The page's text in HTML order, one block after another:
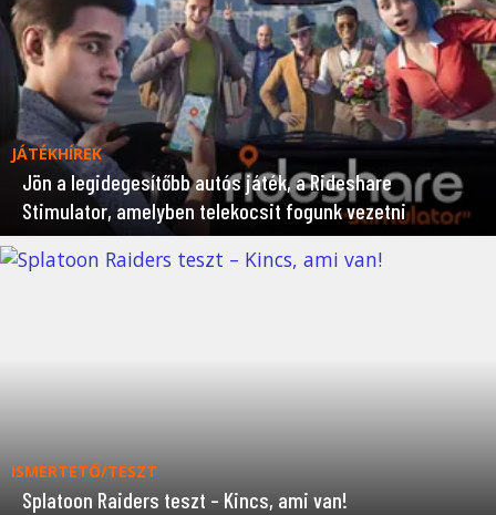
JÁTÉKHÍREK
Jön a legidegesítőbb autós játék, a Rideshare
Stimulator, amelyben telekocsit fogunk vezetni
ISMERTETŐ/TESZT
Splatoon Raiders teszt – Kincs, ami van!